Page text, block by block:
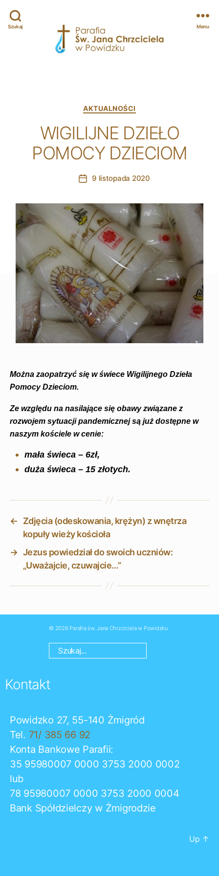
Powidzku
Szukaj Menu
Categories
AKTUALNOŚCI
WIGILIJNE DZIEŁO
POMOCY DZIECIOM
Post9 listopada 2020
Można zaopatrzyć się w świece Wigilijnego Dzieła
Pomocy Dzieciom.
Ze względu na nasilające się obawy związane z
rozwojem sytuacji pandemicznej są już dostępne w
naszym kościele w cenie:
mała świeca – 6zł,
duża świeca – 15 złotych.
←
Zdjęcia (odeskowania, krężyn) z wnętrza
kopuły wieży kościoła
→ Jezus powiedział do swoich uczniów:
„Uważajcie, czuwajcie…”
© 2026 Parafia św. Jana Chrzciciela w Powidzku
Kontakt
Powidzko 27, 55-140 Żmigród
Tel. 71/ 385 66 92
Konta Bankowe Parafii:
35 95980007 0000 3753 2000 0002
lub
78 95980007 0000 3753 2000 0004
Bank Spółdzielczy w Żmigrodzie
Up ↑